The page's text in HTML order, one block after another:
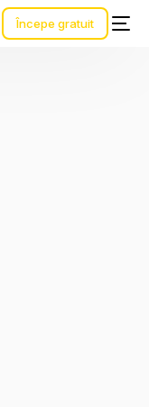
Începe gratuit